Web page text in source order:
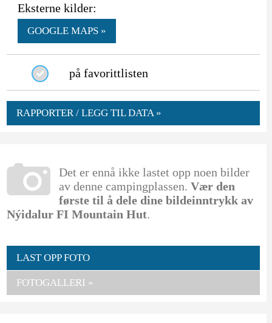
Eksterne kilder:
GOOGLE MAPS »
på favorittlisten
RAPPORTER / LEGG TIL DATA »
Det er ennå ikke lastet opp noen bilder
av denne campingplassen. Vær den
første til å dele dine bildeinntrykk av
Nýidalur FI Mountain Hut.
LAST OPP FOTO
FOTOGALLERI »